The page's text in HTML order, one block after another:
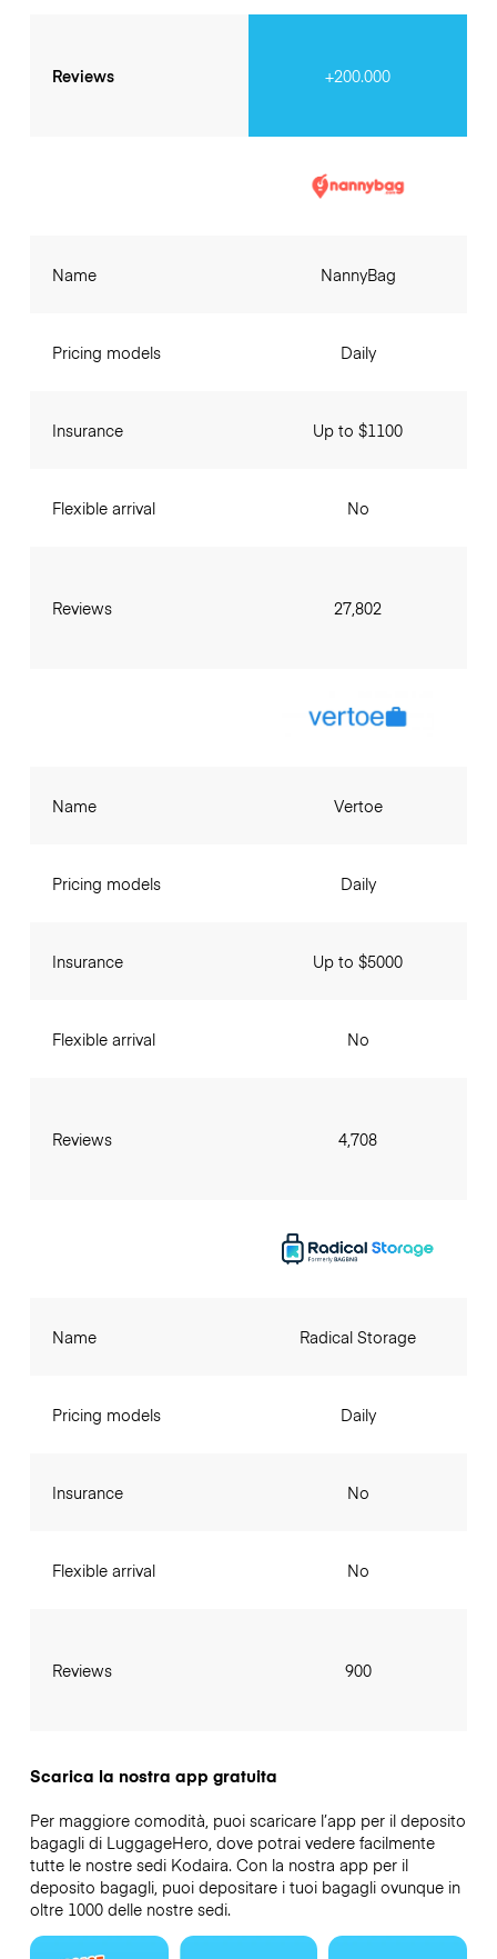
Reviews +200.000
Name
Pricing models
Insurance
Flexible arrival
Reviews
NannyBag
Daily
Up to $1100
No
27,802
Name
Pricing models
Insurance
Flexible arrival
Reviews
Vertoe
Daily
Up to $5000
No
4,708
Name
Pricing models
Insurance
Flexible arrival
Reviews
Radical Storage
Daily
No
No
900
Scarica la nostra app gratuita
Per maggiore comodità, puoi scaricare l’app per il deposito
bagagli di LuggageHero, dove potrai vedere facilmente
tutte le nostre sedi Kodaira. Con la nostra app per il
deposito bagagli, puoi depositare i tuoi bagagli ovunque in
oltre 1000 delle nostre sedi.